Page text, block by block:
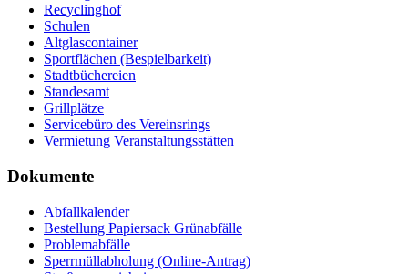
Recyclinghof
Schulen
Altglascontainer
Sportflächen (Bespielbarkeit)
Stadtbüchereien
Standesamt
Grillplätze
Servicebüro des Vereinsrings
Vermietung Veranstaltungsstätten
Dokumente
Abfallkalender
Bestellung Papiersack Grünabfälle
Problemabfälle
Sperrmüllabholung (Online-Antrag)